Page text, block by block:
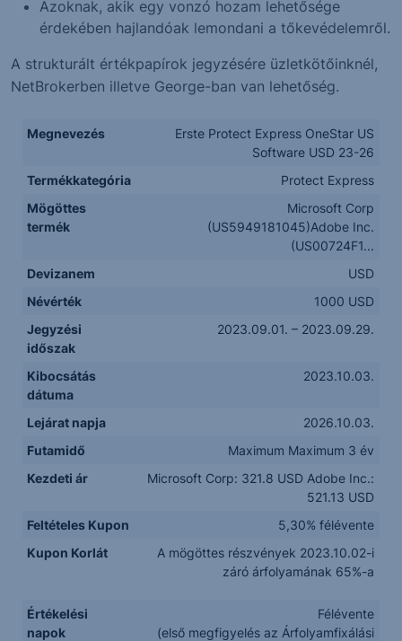
Azoknak, akik egy vonzó hozam lehetősége
érdekében hajlandóak lemondani a tőkevédelemről.
A strukturált értékpapírok jegyzésére üzletkötőinknél,
NetBrokerben illetve George-ban van lehetőség.
Megnevezés
Erste Protect Express OneStar US
Software USD 23-26
Termékkategória
Protect Express
Mögöttes
termék
Microsoft Corp
(US5949181045)Adobe Inc.
(US00724F1...
Devizanem
USD
Névérték
1000 USD
Jegyzési
időszak
2023.09.01. – 2023.09.29.
Kibocsátás
dátuma
2023.10.03.
Lejárat napja
2026.10.03.
Futamidő
Maximum Maximum 3 év
Kezdeti ár
Microsoft Corp: 321.8 USD Adobe Inc.:
521.13 USD
Feltételes Kupon
5,30% félévente
Kupon Korlát
A mögöttes részvények 2023.10.02-i
záró árfolyamának 65%-a
Értékelési
napok
Félévente
(első megfigyelés az Árfolyamfixálási